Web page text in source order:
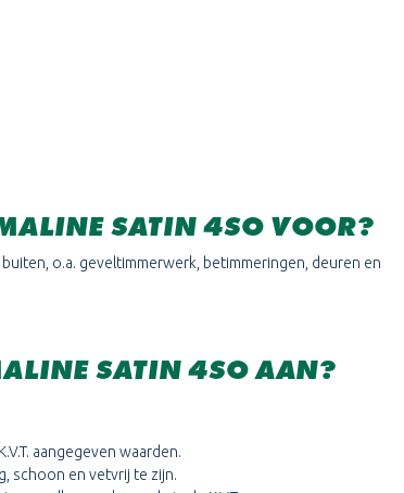
SATIN 4SO VOOR?
o.a. geveltimmerwerk, betimmeringen, deuren en
SATIN 4SO AAN?
aangegeven waarden.
schoon en vetvrij te zijn.